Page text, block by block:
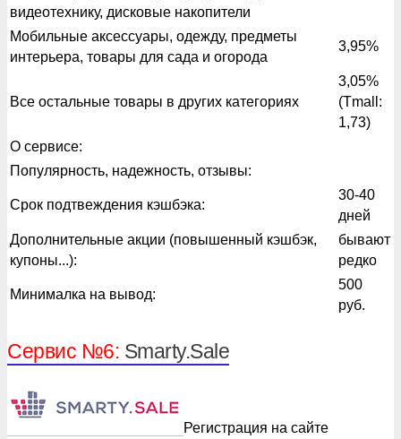
видеотехнику, дисковые накопители
Мобильные аксессуары, одежду, предметы
интерьера, товары для сада и огорода
3,95%
Все остальные товары в других категориях
3,05%
(Tmall:
1,73)
О сервисе:
Популярность, надежность, отзывы:
Срок подтвеждения кэшбэка:
30-40
дней
Дополнительные акции (повышенный кэшбэк,
купоны...):
бывают
редко
Минималка на вывод:
500
руб.
Сервис №6: Smarty.Sale
Регистрация на сайте